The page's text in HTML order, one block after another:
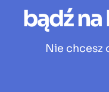
bądź
Nie chcesz